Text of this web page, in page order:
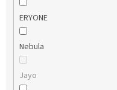
ERYONE
Nebula
Jayo